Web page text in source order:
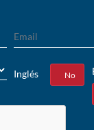
Inglés
Sí No